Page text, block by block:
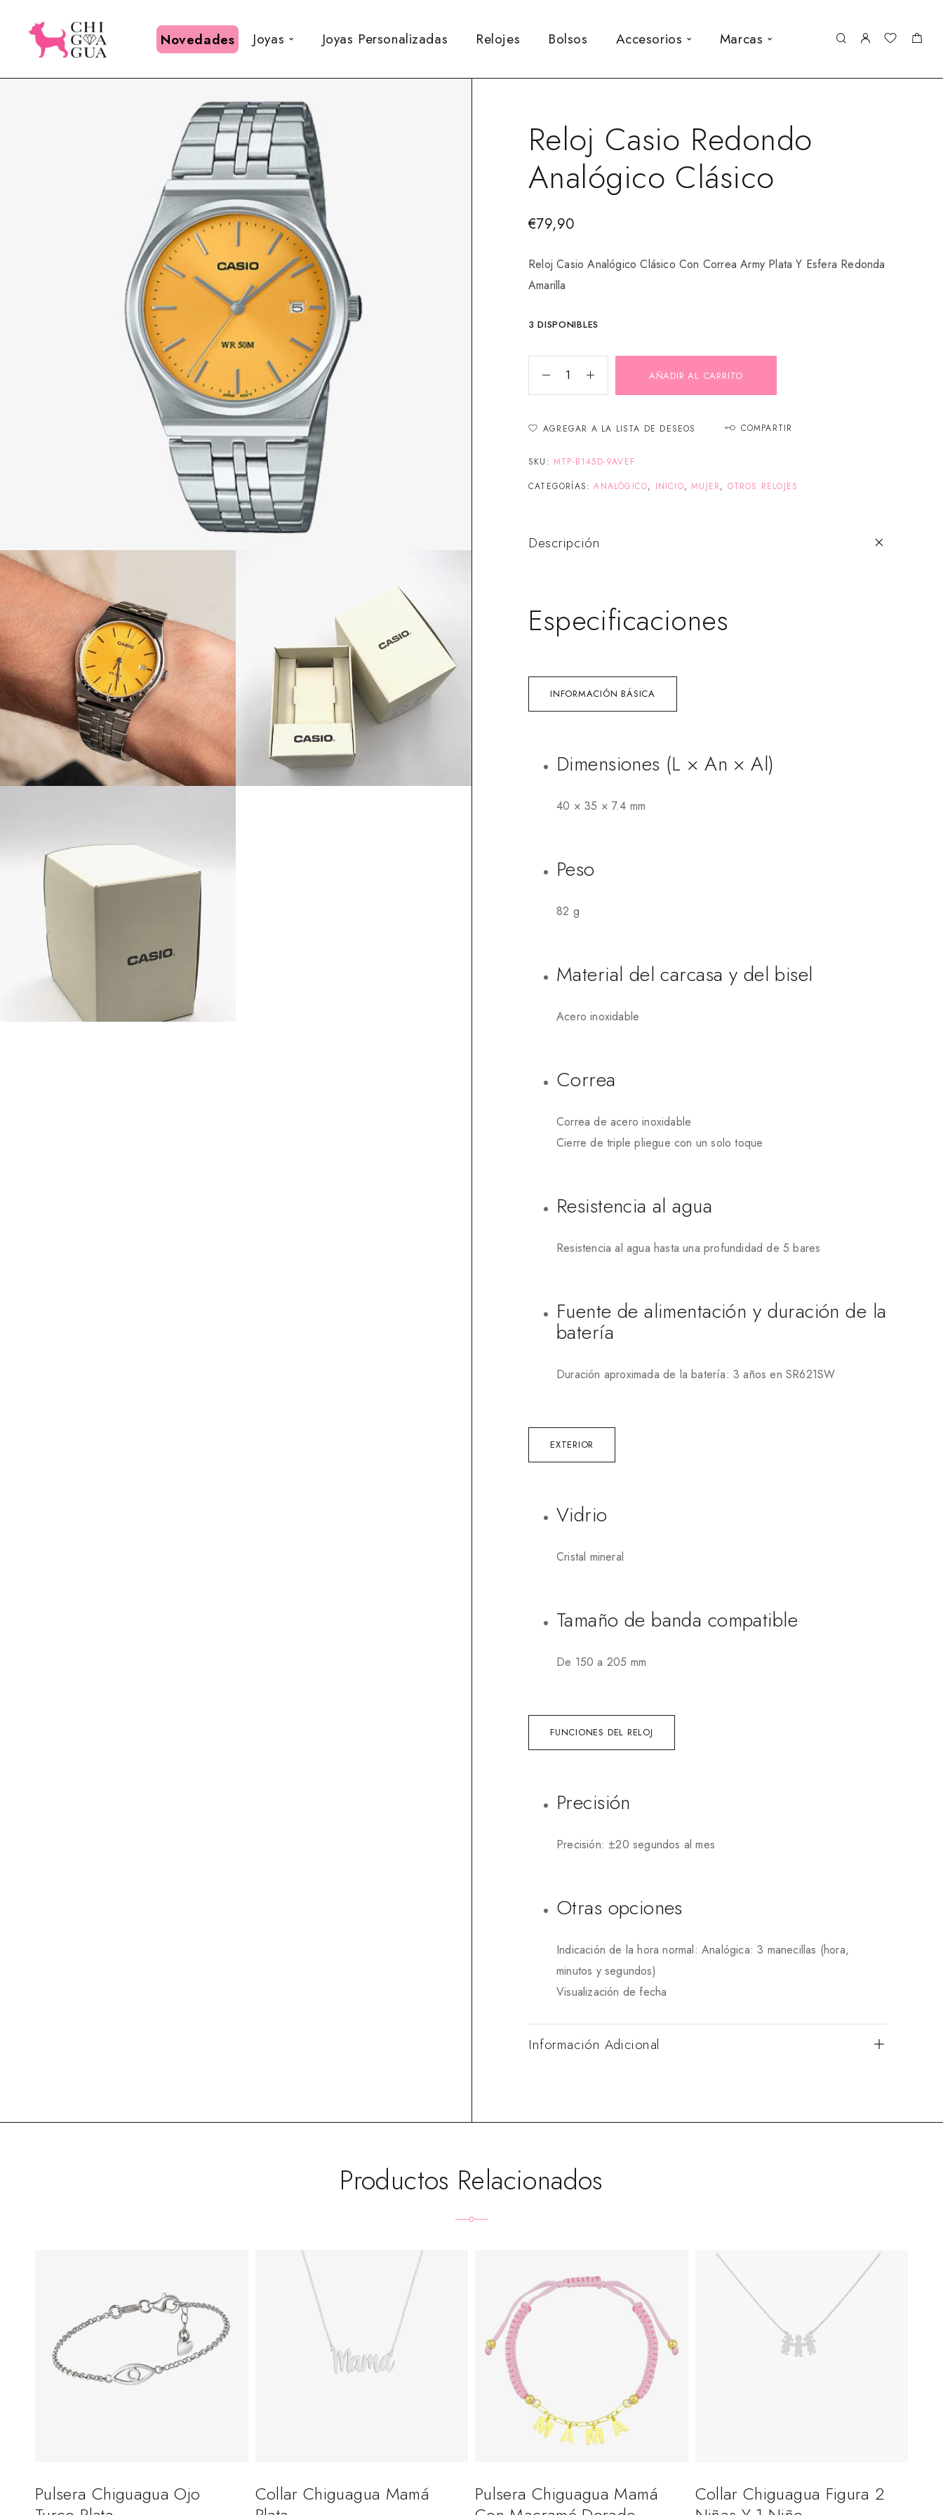
Novedades Joyas Joyas Personalizadas Relojes Bolsos Accesorios Marcas
Reloj Casio Redondo
Analógico Clásico
€79,90
Reloj Casio Analógico Clásico Con Correa Army Plata Y Esfera Redonda
Amarilla
3 DISPONIBLES
AÑADIR AL CARRITO
AGREGAR A LA LISTA DE DESEOS COMPARTIR
SKU: MTP-B145D-9AVEF
CATEGORÍAS:ANALÓGICO, INICIO,MUJER, OTROS RELOJES
Descripción
Especificaciones
INFORMACIÓN BÁSICA
Dimensiones (L × An × Al)
40 × 35 × 7.4 mm
Peso
82 g
Material del carcasa y del bisel
Acero inoxidable
Correa
Correa de acero inoxidable
Cierre de triple pliegue con un solo toque
Resistencia al agua
Resistencia al agua hasta una profundidad de 5 bares
Fuente de alimentación y duración de la
batería
Duración aproximada de la batería: 3 años en SR621SW
EXTERIOR
Vidrio
Cristal mineral
Tamaño de banda compatible
De 150 a 205 mm
FUNCIONES DEL RELOJ
Precisión
Precisión: ±20 segundos al mes
Otras opciones
Indicación de la hora normal: Analógica: 3 manecillas (hora,
minutos y segundos)
Visualización de fecha
Información Adicional
Productos Relacionados
Pulsera Chiguagua Ojo
Collar Chiguagua Mamá
Pulsera Chiguagua Mamá
Collar Chiguagua Figura 2